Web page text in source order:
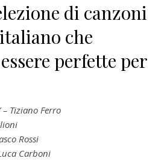
di canzoni
che
perfette per
Tiziano Ferro
Rossi
Carboni